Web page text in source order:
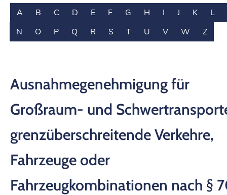
A B C D E F G H I J K
L
N
O P Q R S T U V W Z
Ausnahmegenehmigung für
Großraum- und
grenzüberschreitende Verkehre,
Fahrzeuge oder
Fahrzeugkombinationen nach §